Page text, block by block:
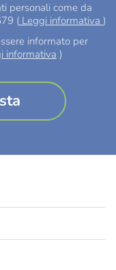
personali come da
( Leggi informativa )
informato per
informativa )
e quanto costa
sapere